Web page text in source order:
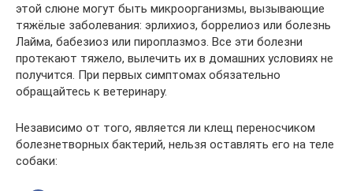
этой слюне могут быть микроорганизмы, вызывающие
тяжёлые заболевания: эрлихиоз, боррелиоз или болезнь
Лайма, бабезиоз или пироплазмоз. Все эти болезни
протекают тяжело, вылечить их в домашних условиях не
получится. При первых симптомах обязательно
обращайтесь к ветеринару.
Независимо от того, является ли клещ переносчиком
болезнетворных бактерий, нельзя оставлять его на теле
собаки: